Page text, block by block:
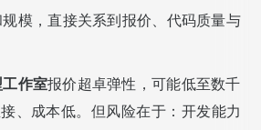
模，直接关系到报价、代码质量与
作室报价超卓弹性，可能低至数千
、成本低。但风险在于：开发能力